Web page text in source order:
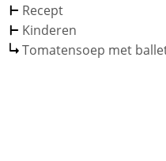
Recept
Kinderen
Tomatensoep met